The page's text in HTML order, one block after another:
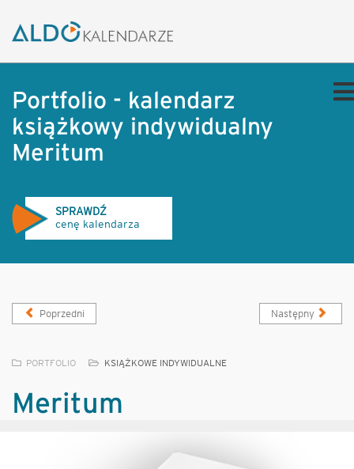
Portfolio - kalendarz
książkowy indywidualny
Meritum
SPRAWDŹ
cenę kalendarza
Poprzedni Następny
PORTFOLIO KSIĄŻKOWE INDYWIDUALNE
Meritum